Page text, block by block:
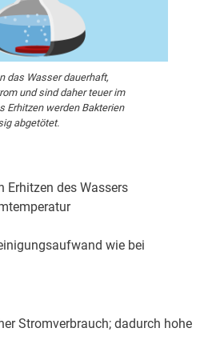
das Wasser dauerhaft,
und sind daher teuer im
Erhitzen werden Bakterien
abgetötet.
Erhitzen des Wassers
wie bei
Stromverbrauch; dadurch hohe